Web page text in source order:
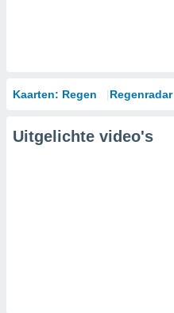
Kaarten: Regen Regenradar
Uitgelichte video's